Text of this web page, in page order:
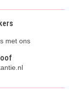
met ons